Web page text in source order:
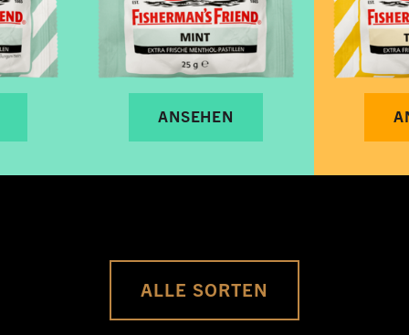
ANSEHEN
ALLE SORTEN